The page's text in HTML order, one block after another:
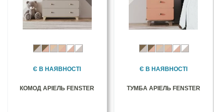
Є В НАЯВНОСТІ
КОМОД АРІЕЛЬ FENSTER
Є В НАЯВНОСТІ
ТУМБА АРІЕЛЬ FENSTER